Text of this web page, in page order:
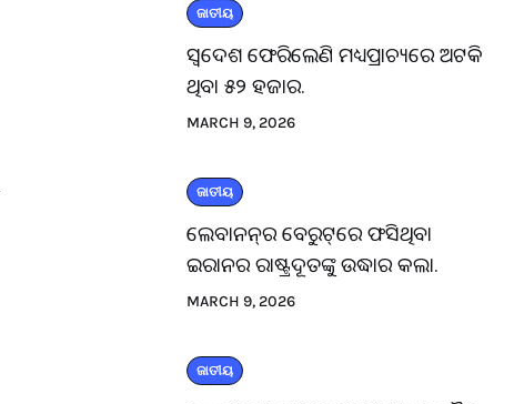
ଜାତୀୟ
ସ୍ବଦେଶ ଫେରିଲେଣି ମଧ୍ୟପ୍ରାଚ୍ୟରେ ଅଟକି
ଥିବା ୫୨ ହଜାର.
MARCH 9, 2026
ଜାତୀୟ
ଲେବାନନ୍‌ର ବେରୁଟ୍‌ରେ ଫସିଥିବା
ଇରାନର ରାଷ୍ଟ୍ରଦୂତଙ୍କୁ ଉଦ୍ଧାର କଲା.
MARCH 9, 2026
ଜାତୀୟ